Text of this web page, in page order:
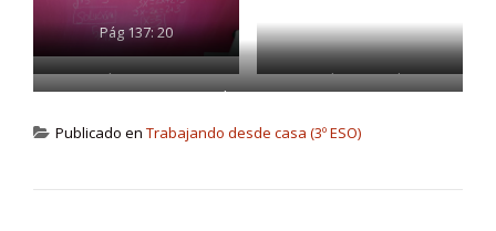
Pág 137: 20
Pág 137: 11c
Pág 137: 11d
Pág 138: 28
Publicado en Trabajando desde casa (3º ESO)